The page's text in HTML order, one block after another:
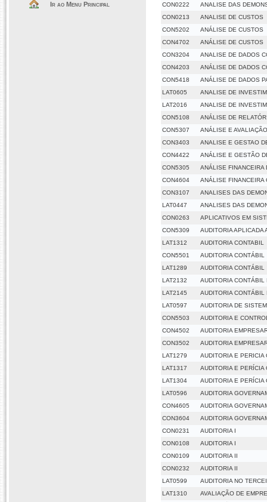
Ir ao Menu Principal
CON0222
ANALISE DAS
CON0213
ANALISE DE CUSTOS
CON5202
ANÁLISE DE CUSTOS
CON4702
ANÁLISE DE CUSTOS
CON3204
ANALISE DE DADOS
CON4203
ANÁLISE DE DADOS
CON5418
ANÁLISE DE DADOS
LAT0605
ANALISE DE
LAT2016
ANALISE DE
CON5108
ANÁLISE DE
CON5307
ANÁLISE E
CON3403
ANALISE E GESTAO
CON4422
ANÁLISE E GESTÃO
CON5305
ANÁLISE FINANCEIRA
CON4604
ANÁLISE FINANCEIRA
CON3107
ANALISES DAS
LAT0447
ANALISES DAS
CON0263
APLICATIVOS EM
CON5309
AUDITORIA APLICADA
LAT1312
AUDITORIA CONTABIL
CON5501
AUDITORIA CONTÁBIL
LAT1289
AUDITORIA CONTÁBIL
LAT2132
AUDITORIA CONTÁBIL
LAT2145
AUDITORIA CONTÁBIL
LAT0597
AUDITORIA DE
CON5503
AUDITORIA E
CON4502
AUDITORIA
CON3502
AUDITORIA
LAT1279
AUDITORIA E PERICIA
LAT1317
AUDITORIA E PERÍCIA
LAT1304
AUDITORIA E PERÍCIA
LAT0596
AUDITORIA
CON4605
AUDITORIA
CON3604
AUDITORIA
CON0231
AUDITORIA I
CON0108
AUDITORIA I
CON0109
AUDITORIA II
CON0232
AUDITORIA II
LAT0599
AUDITORIA NO
LAT1310
AVALIAÇÃO DE